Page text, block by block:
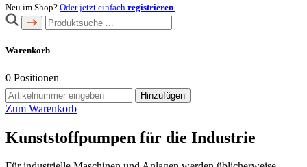
Neu im Shop? Oder jetzt einfach registrieren..
Warenkorb
0 Positionen
Hinzufügen
Zum Warenkorb
Kunststoffpumpen für die Industrie